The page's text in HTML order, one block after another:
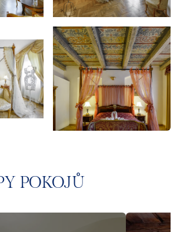
POKOJŮ